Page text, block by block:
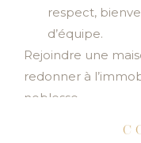
respect,
d’équipe.
Rejoindre une
redonner à
noblesse.
TERRASSE